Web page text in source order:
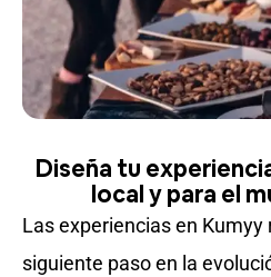
Diseña tu
local y para el
Las experiencias en Kumyy
siguiente paso en la